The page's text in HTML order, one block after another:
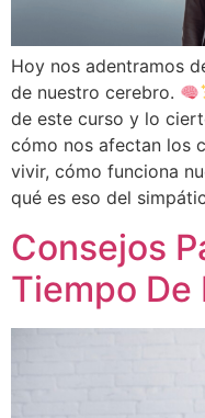
Hoy nos adentramos
de nuestro cerebro.
de este curso y lo
cómo nos afectan los
vivir, cómo funciona
qué es eso del
Consejos
Tiempo De